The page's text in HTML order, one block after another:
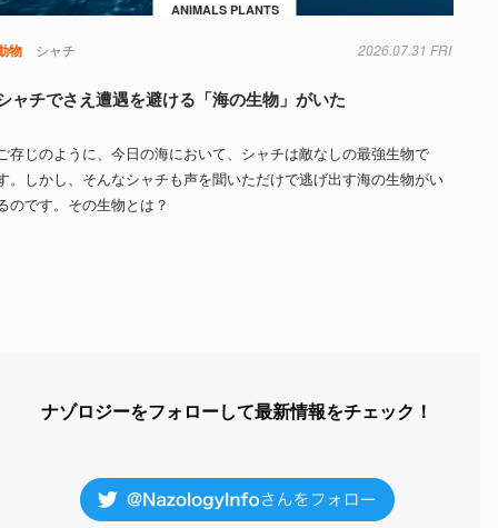
ANIMALS PLANTS
物 シャチ 2026.07.31 FRI
ャチでさえ遭遇を避ける「海の生物」がいた
存じのように、今日の海において、シャチは敵なしの最強生物で
。しかし、そんなシャチも声を聞いただけで逃げ出す海の生物がい
のです。その生物とは？
ナゾロジーをフォローして最新情報をチェック！